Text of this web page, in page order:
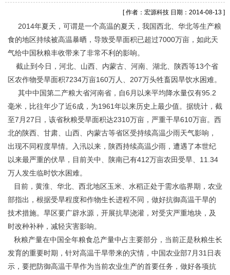
[ 作者：宏源科技 日期：2014-08-13 ]
2014年夏天，可谓是一个高温的夏天，我国西北、华北等生产粮
食的地区持续被高温暴晒，导致受旱面积已超过7000万亩，如此天
气给中国秋粮丰收带来了非常不利的影响。
截止到今日，河北、山西、内蒙古、河南、湖北、陕西等13个省
区农作物受旱面积7234万亩160万人、207万头牲畜因旱饮水困难。
其中中国第二产粮大省河南省，自6月以来平均降水量仅有95.2
毫米，比往年少了近6成，为1961年以来历史上最少值。据统计，截
至7月27日，该省秋粮受旱面积达2310万亩，严重干旱610万亩。西
北的陕西、甘肃、山西、内蒙古等省区受持续高温少雨天气影响，
出现不同程度旱情。入汛以来，陕西持续高温少雨，遭遇了本世纪
以来最严重的伏旱，目前关中、陕南已有412万亩农田受旱、11.34
万人发生临时饮水困难。
目前，黄淮、华北、西北地区玉米、水稻正处于需水临界期，农业
部指出，根据受旱程度和作物生长进程不同，做好抗御高温干旱的
技术措施。旱区要广辟水源，开展抗旱浇灌，对受灾严重地块，及
时改种补种，减轻灾害影响。
秋粮产量在中国全年粮食总产量中占主要部分，当前正是秋粮生长
发育的重要时期，针对高温干旱带来的灾情，中国农业部7月31日表
示，要把防御高温干旱作为当前农业生产的首要任务，做好各项抗